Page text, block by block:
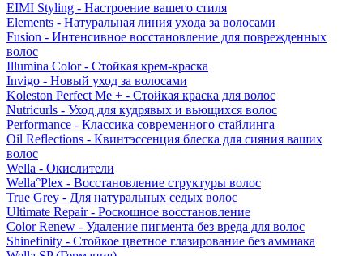
EIMI Styling - Настроение вашего стиля
Elements - Натуральная линия ухода за волосами
Fusion - Интенсивное восстановление для поврежденных
волос
Illumina Color - Стойкая крем-краска
Invigo - Новый уход за волосами
Koleston Perfect Me + - Стойкая краска для волос
Nutricurls - Уход для кудрявых и вьющихся волос
Performance - Классика современного стайлинга
Oil Reflections - Квинтэссенция блеска для сияния ваших
волос
Wella - Окислители
Wella°Plex - Восстановление структуры волос
True Grey - Для натуральных седых волос
Ultimate Repair - Роскошное восстановление
Color Renew - Удаление пигмента без вреда для волос
Shinefinity - Стойкое цветное глазирование без аммиака